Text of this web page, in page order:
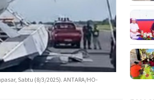
Sabtu (8/3/2025). ANTARA/HO-